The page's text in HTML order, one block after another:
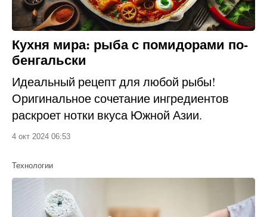
Кухня мира: рыба с помидорами по-
бенгальски
Идеальный рецепт для любой рыбы!
Оригинальное сочетание ингредиентов
раскроет нотки вкуса Южной Азии.
4 окт 2024 06:53
Технологии